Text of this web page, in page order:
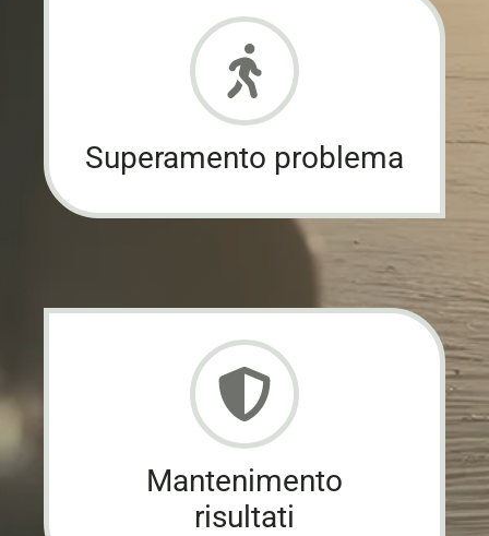
Superamento problema
Mantenimento
risultati